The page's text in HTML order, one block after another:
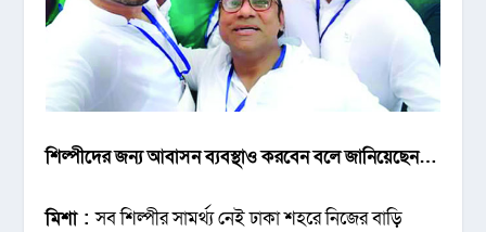
শিল্পীদেরজন্যআবাসনব্যবস্থাওকরবেনবলেজানিয়েছেন…
মিশা :সব শিল্পীর সামর্থ্য নেই ঢাকা শহরে নিজের বাড়ি